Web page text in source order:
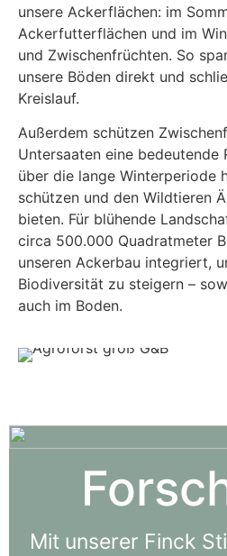
unsere Ackerflächen: im
Ackerfutterflächen und im
und Zwischenfrüchten. So
unsere Böden direkt und
Kreislauf.
Außerdem schützen
Untersaaten eine be­deu­tende
über die lange Winterperiode
schüt­zen und den Wildtieren
bie­ten. Für blühende
circa 500.000 Quadratmeter
unseren Ackerbau integriert,
Biodiversität zu steigern –
auch im Boden.
Mit unserer Finck